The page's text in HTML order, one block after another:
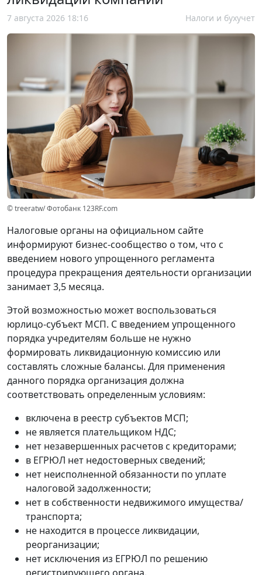
7 августа 2026 18:16 Налоги и бухучет
© treeratw/ Фотобанк 123RF.com
Налоговые органы на официальном сайте
информируют бизнес-сообщество о том, что с
введением нового упрощенного регламента
процедура прекращения деятельности организации
занимает 3,5 месяца.
Этой возможностью может воспользоваться
юрлицо-субъект МСП. С введением упрощенного
порядка учредителям больше не нужно
формировать ликвидационную комиссию или
составлять сложные балансы. Для применения
данного порядка организация должна
соответствовать определенным условиям:
включена в реестр субъектов МСП;
не является плательщиком НДС;
нет незавершенных расчетов с кредиторами;
в ЕГРЮЛ нет недостоверных сведений;
нет неисполненной обязанности по уплате
налоговой задолженности;
нет в собственности недвижимого имущества/
транспорта;
не находится в процессе ликвидации,
реорганизации;
нет исключения из ЕГРЮЛ по решению